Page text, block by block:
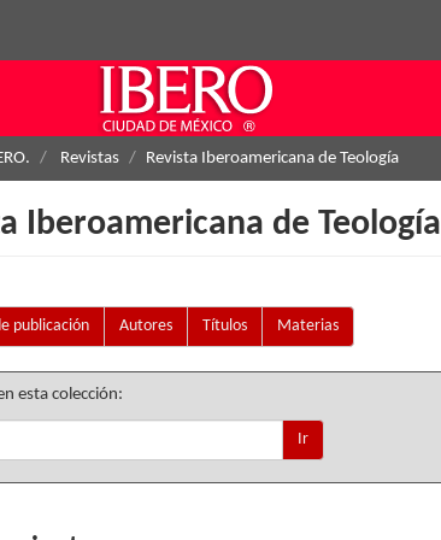
Revistas Revista Iberoamericana de Teología
Iberoamericana de Teología
publicación
Autores Títulos Materias
esta colección:
Ir